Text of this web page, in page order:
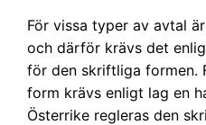
För vissa typer av avtal
och därför krävs det
för den skriftliga formen.
form krävs enligt lag en
Österrike regleras den